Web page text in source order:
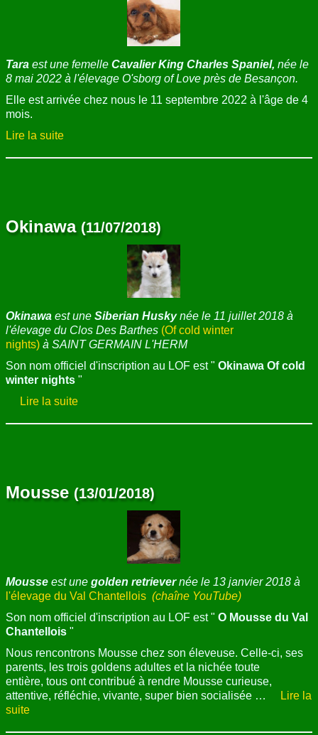
Tara est une femelle Cavalier King Charles Spaniel, née le
8 mai 2022 à l'élevage O'sborg of Love près de Besançon.
Elle est arrivée chez nous le 11 septembre 2022 à l'âge de 4
mois.
Lire la suite
Okinawa (11/07/2018)
Okinawa est une Siberian Huskynée le 11 juillet 2018 à
l'élevage du Clos Des Barthes (Of cold winter
nights) à SAINT GERMAIN L'HERM
Son nom officiel d'inscription au LOF est " Okinawa Of cold
winter nights "
Lire la suite
Mousse (13/01/2018)
Mousse est une golden retrievernée le 13 janvier 2018 à
l'élevage du Val Chantellois (chaîne YouTube)
Son nom officiel d'inscription au LOF est " O Mousse du Val
Chantellois "
Nous rencontrons Mousse chez son éleveuse. Celle-ci, ses
parents, les trois goldens adultes et la nichée toute
entière, tous ont contribué à rendre Mousse curieuse,
attentive, réfléchie, vivante, super bien socialisée …
Lire la
suite